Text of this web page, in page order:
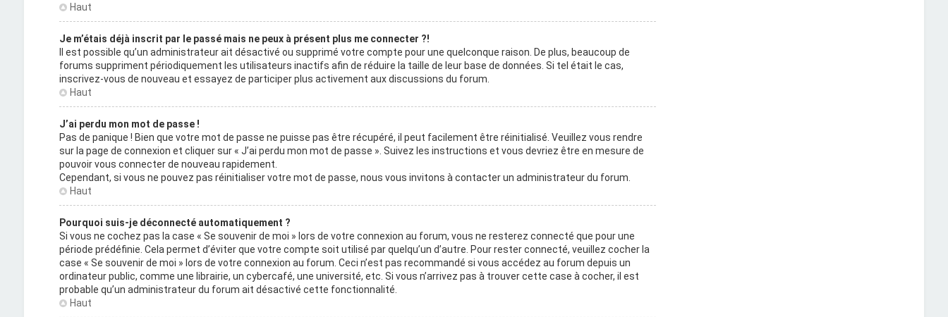
Haut
Je m’étais déjà inscrit par le passé mais ne peux à présent plus me connecter ?!
Il est possible qu’un administrateur ait désactivé ou supprimé votre compte pour une quelconque raison. De plus, beaucoup de
forums suppriment périodiquement les utilisateurs inactifs afin de réduire la taille de leur base de données. Si tel était le cas,
inscrivez-vous de nouveau et essayez de participer plus activement aux discussions du forum.
Haut
J’ai perdu mon mot de passe !
Pas de panique ! Bien que votre mot de passe ne puisse pas être récupéré, il peut facilement être réinitialisé. Veuillez vous rendre
sur la page de connexion et cliquer sur « J’ai perdu mon mot de passe ». Suivez les instructions et vous devriez être en mesure de
pouvoir vous connecter de nouveau rapidement.
Cependant, si vous ne pouvez pas réinitialiser votre mot de passe, nous vous invitons à contacter un administrateur du forum.
Haut
Pourquoi suis-je déconnecté automatiquement ?
Si vous ne cochez pas la case « Se souvenir de moi » lors de votre connexion au forum, vous ne resterez connecté que pour une
période prédéfinie. Cela permet d’éviter que votre compte soit utilisé par quelqu’un d’autre. Pour rester connecté, veuillez cocher la
case « Se souvenir de moi » lors de votre connexion au forum. Ceci n’est pas recommandé si vous accédez au forum depuis un
ordinateur public, comme une librairie, un cybercafé, une université, etc. Si vous n’arrivez pas à trouver cette case à cocher, il est
probable qu’un administrateur du forum ait désactivé cette fonctionnalité.
Haut